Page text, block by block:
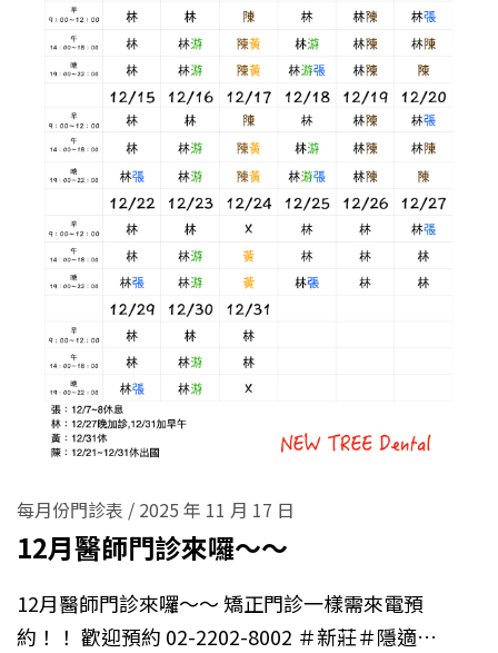
每月份門診表 / 2025 年 11 月 17 日
12月醫師門診來囉～～
12月醫師門診來囉～～ 矯正門診一樣需來電預
約！！ 歡迎預約 02-2202-8002 ＃新莊＃隱適…